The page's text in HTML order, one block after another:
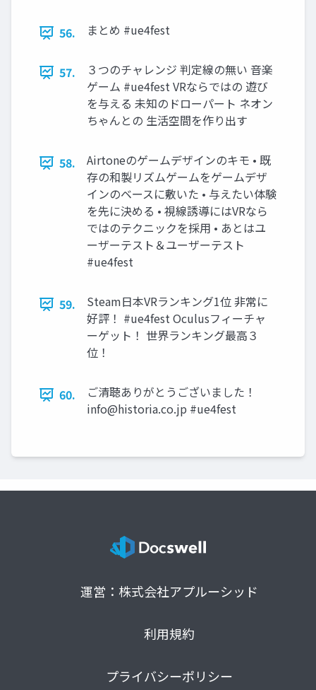
56. まとめ #ue4fest
57.
３つのチャレンジ 判定線の無い 音楽
ゲーム #ue4fest VRならではの 遊び
を与える 未知のドローパート ネオン
ちゃんとの 生活空間を作り出す
58.
Airtoneのゲームデザインのキモ • 既
存の和製リズムゲームをゲームデザ
インのベースに敷いた • 与えたい体験
を先に決める • 視線誘導にはVRなら
ではのテクニックを採用 • あとはユ
ーザーテスト＆ユーザーテスト
#ue4fest
59.
Steam日本VRランキング1位 非常に
好評！ #ue4fest Oculusフィーチャ
ーゲット！ 世界ランキング最高３
位！
60.
ご清聴ありがとうございました！
info@historia.co.jp #ue4fest
運営：株式会社アプルーシッド
利用規約
プライバシーポリシー